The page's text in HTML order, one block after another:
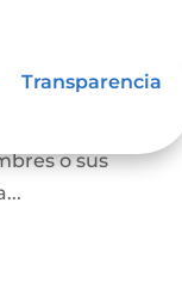
Transparencia
los padres en
o sus